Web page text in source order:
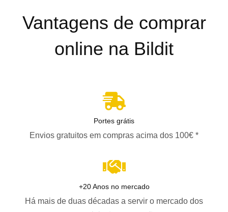
Vantagens de comprar
online na Bildit
Portes grátis
Envios gratuitos em compras acima dos 100€ *
+20 Anos no mercado
Há mais de duas décadas a servir o mercado dos